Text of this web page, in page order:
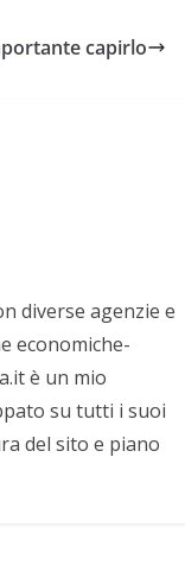
capirlo
diverse agenzie e
economiche-
è un mio
su tutti i suoi
del sito e piano